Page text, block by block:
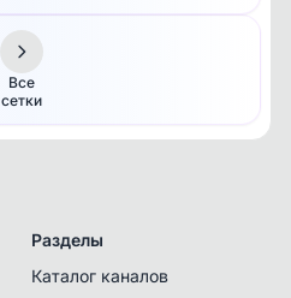
Все
сетки
Разделы
Каталог каналов